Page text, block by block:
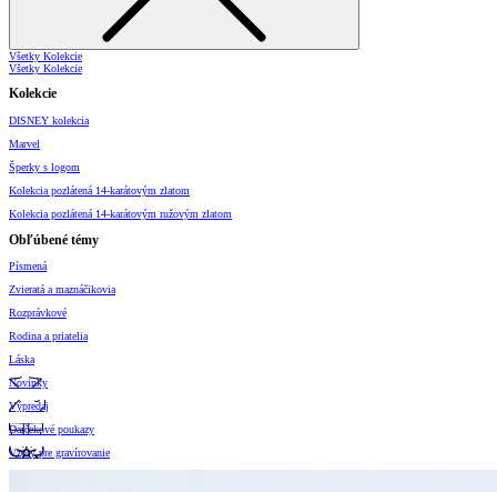
Všetky Kolekcie
Všetky Kolekcie
Kolekcie
DISNEY kolekcia
Marvel
Šperky s logom
Kolekcia pozlátená 14-karátovým zlatom
Kolekcia pozlátená 14-karátovým ružovým zlatom
Obľúbené témy
Písmená
Zvieratá a maznáčikovia
Rozprávkové
Rodina a priatelia
Láska
Novinky
Výpredaj
Darčekové poukazy
Vzory pre gravírovanie